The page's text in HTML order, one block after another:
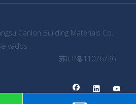
Canlon Building Materials Co.,
.
11076726